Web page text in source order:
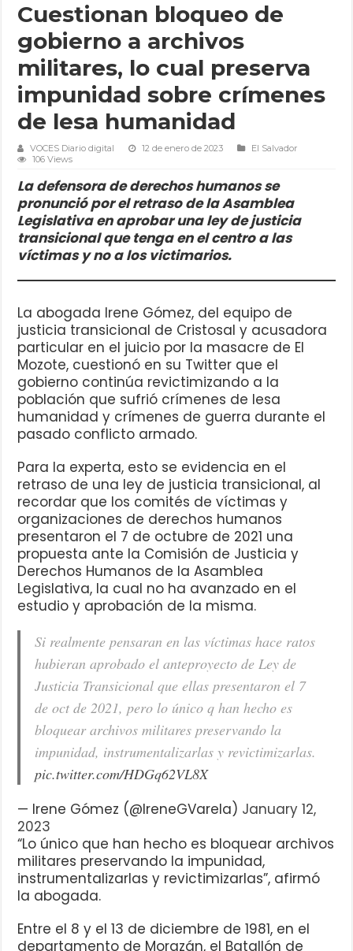
Cuestionan bloqueo de
gobierno a archivos
militares, lo cual preserva
impunidad sobre crímenes
de lesa humanidad
VOCES Diario digital 12 de enero de 2023
El Salvador
106 Views
La defensora de derechos humanos se
pronunció por el retraso de la Asamblea
Legislativa en aprobar una ley de justicia
transicional que tenga en el centro a las
víctimas y no a los victimarios.
La abogada Irene Gómez, del equipo de
justicia transicional de Cristosal y acusadora
particular en el juicio por la masacre de El
Mozote, cuestionó en su Twitter que el
gobierno continúa revictimizando a la
población que sufrió crímenes de lesa
humanidad y crímenes de guerra durante el
pasado conflicto armado.
Para la experta, esto se evidencia en el
retraso de una ley de justicia transicional, al
recordar que los comités de víctimas y
organizaciones de derechos humanos
presentaron el 7 de octubre de 2021 una
propuesta ante la Comisión de Justicia y
Derechos Humanos de la Asamblea
Legislativa, la cual no ha avanzado en el
estudio y aprobación de la misma.
Si realmente pensaran en las víctimas hace ratos
hubieran aprobado el anteproyecto de Ley de
Justicia Transicional que ellas presentaron el 7
de oct de 2021, pero lo único q han hecho es
bloquear archivos militares preservando la
impunidad, instrumentalizarlas y revictimizarlas.
pic.twitter.com/HDGq62VL8X
— Irene Gómez (@IreneGVarela) January 12,
2023
“Lo único que han hecho es bloquear archivos
militares preservando la impunidad,
instrumentalizarlas y revictimizarlas”, afirmó
la abogada.
Entre el 8 y el 13 de diciembre de 1981, en el
departamento de Morazán, el Batallón de